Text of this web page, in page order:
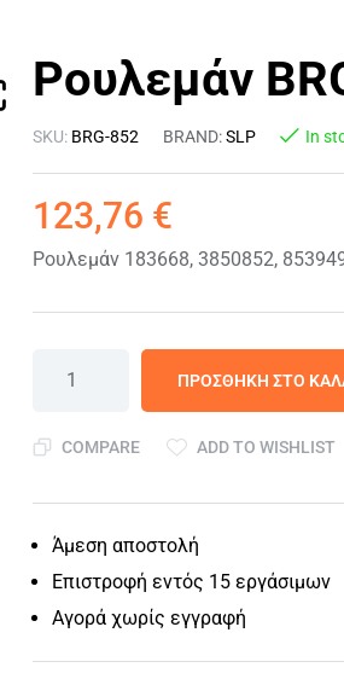
Ρουλεμάν
SKU: BRG-852 BRAND:SLP In
123,76 €
Ρουλεμάν 183668, 3850852,
ΠΡΟΣΘΉΚΗ ΣΤΟ
COMPARE ADD TO WISHLIST
Άμεση αποστολή
Επιστροφή εντός 15 εργάσιμων
Αγορά χωρίς εγγραφή